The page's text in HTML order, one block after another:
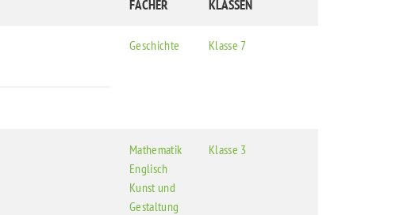
FÄCHER KLASSEN
Geschichte Klasse 7
Mathematik
Englisch
Kunst und
Gestaltung
Klasse 3